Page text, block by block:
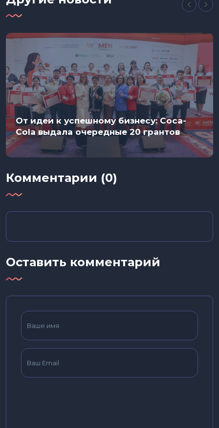
От идеи к успешному бизнесу: Coca-
Cola выдала очередные 20 грантов
Комментарии (0)
Оставить комментарий